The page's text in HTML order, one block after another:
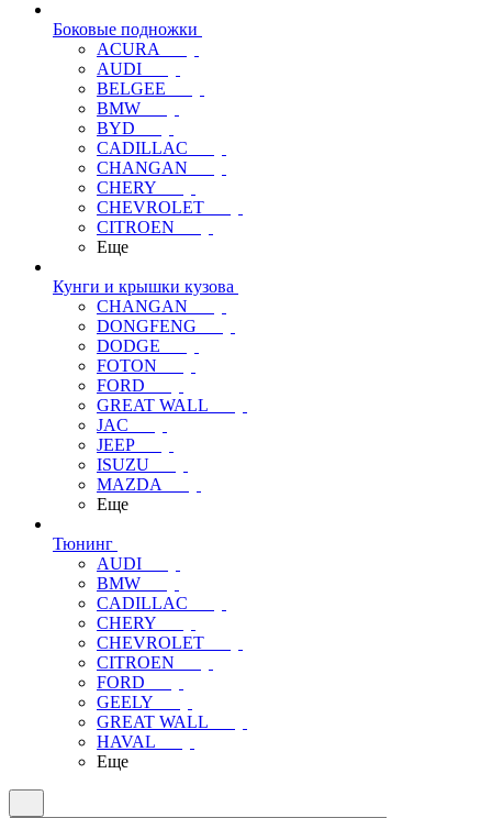
Боковые подножки
ACURA
AUDI
BELGEE
BMW
BYD
CADILLAC
CHANGAN
CHERY
CHEVROLET
CITROEN
Еще
Кунги и крышки кузова
CHANGAN
DONGFENG
DODGE
FOTON
FORD
GREAT WALL
JAC
JEEP
ISUZU
MAZDA
Еще
Тюнинг
AUDI
BMW
CADILLAC
CHERY
CHEVROLET
CITROEN
FORD
GEELY
GREAT WALL
HAVAL
Еще